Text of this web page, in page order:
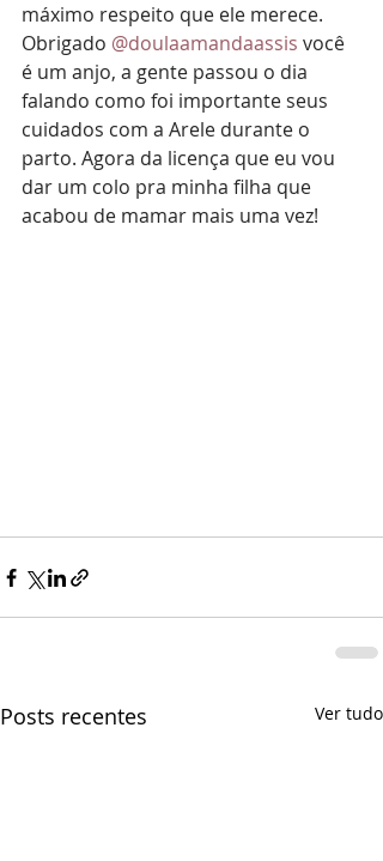
máximo respeito que ele merece.
Obrigado @doulaamandaassis você
é um anjo, a gente passou o dia
falando como foi importante seus
cuidados com a Arele durante o
parto. Agora da licença que eu vou
dar um colo pra minha filha que
acabou de mamar mais uma vez!
Posts recentes Ver tudo